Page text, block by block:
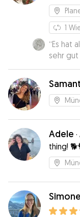
viel
wieder
1
“Es hat
sehr gut
gefehlt
Dank
Adele ·
thing!
Simone